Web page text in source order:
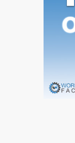
ניסיון
חלקית